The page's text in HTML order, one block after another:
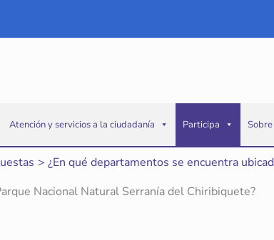
Atención y servicios a la ciudadanía Participa
¿En qué departamentos se encuentra
Nacional Natural Serranía del Chiribiquete?